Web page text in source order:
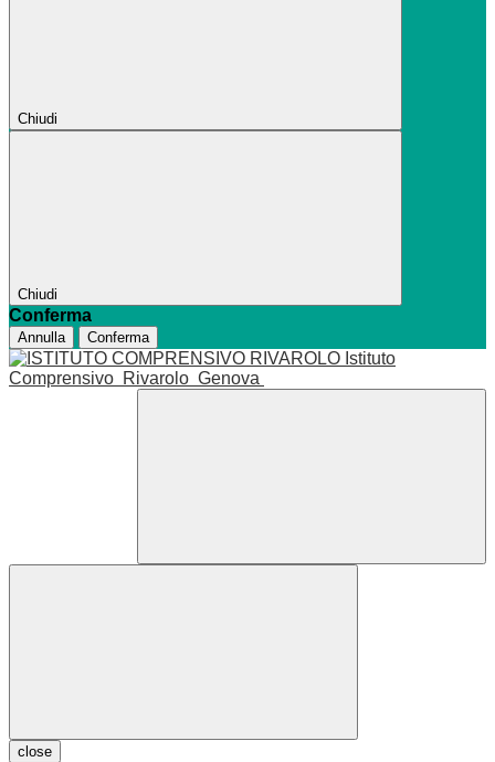
Chiudi
Chiudi
Conferma
Annulla Conferma
Istituto
Comprensivo Rivarolo Genova
close